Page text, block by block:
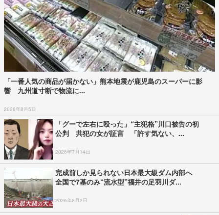
「一番人気の商品が届かない」熊本地震が鹿児島のスーパーに影
響 九州道寸断で物流に...
2026年8月5日
「グーで左右に殴った」“主犯格”川口被告の初
公判 共犯の女が証言 「許す気ない、...
2026年7月14日
完成前しか見られない日本最大級ダム内部へ
全国で7基のみ“流水型”福井の足羽川ダ...
2026年8月2日